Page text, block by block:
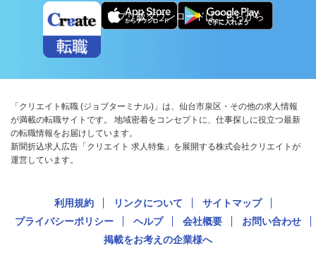
アプリ版ダウンロードはこちらから
「クリエイト転職 (ジョブターミナル)」は、仙台市泉区・その他の求人情報
が満載の転職サイトです。 地域密着をコンセプトに、仕事探しに役立つ最新
の転職情報をお届けしています。
新聞折込求人広告「クリエイト 求人特集」を展開する株式会社クリエイトが
運営しています。
利用規約 リンクについて
サイトマップ
プライバシーポリシー
ヘルプ 会社概要
お問い合わせ
掲載をお考えの企業様へ